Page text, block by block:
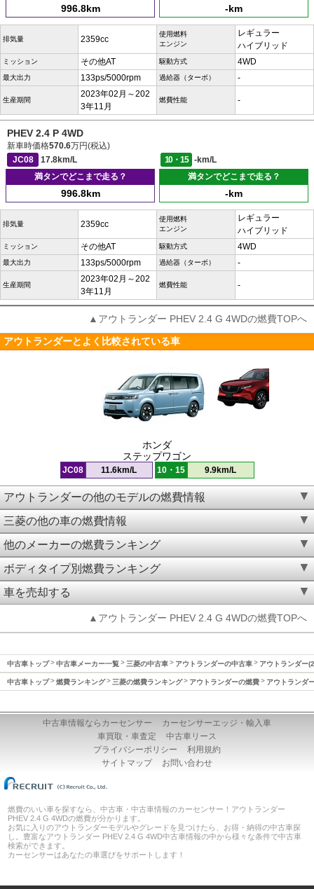
996.8km -km
排気量 2359cc
使用燃料
エンジン
レギュラー
ハイブリッド
ミッション その他AT 駆動方式 4WD
最大出力 133ps/5000rpm 過給器（ターボ） -
生産期間
2023年02月～202
3年11月
燃費性能 -
PHEV 2.4 P 4WD
新車時価格570.6万円(税込)
JC08
17.8km/L 10・15
-km/L
満タンでどこまで走る？
996.8km
満タンでどこまで走る？
-km
排気量 2359cc
使用燃料
エンジン
レギュラー
ハイブリッド
ミッション その他AT 駆動方式 4WD
最大出力 133ps/5000rpm 過給器（ターボ） -
生産期間
2023年02月～202
3年11月
燃費性能 -
▲アウトランダー PHEV 2.4 G 4WDの燃費TOPへ
アウトランダーとよく比較されている車
ホンダ
ステップワゴン
JC08 11.6km/L 10・15 9.9km/L
アウトランダーの他のモデルの燃費情報
三菱の他の車の燃費情報
他のメーカーの燃費ランキング
ボディタイプ別燃費ランキング
車を売却する
▲アウトランダー PHEV 2.4 G 4WDの燃費TOPへ
中古車トップ 中古車メーカー一覧 三菱の中古車 アウトランダーの中古車 アウトランダー
中古車トップ 燃費ランキング 三菱の燃費ランキング アウトランダーの燃費 アウトランダ
中古車情報ならカーセンサー
カーセンサーエッジ・輸入車
車買取・車査定
中古車リース
プライバシーポリシー
利用規約
サイトマップ
お問い合わせ
燃費のいい車を探すなら、中古車・中古車情報のカーセンサー！アウトランダー
PHEV 2.4 G 4WDの燃費が分かります。
お気に入りのアウトランダーモデルやグレードを見つけたら、お得・納得の中古車探
し。豊富なアウトランダー PHEV 2.4 G 4WD中古車情報の中から様々な条件で中古車
検索ができます。
カーセンサーはあなたの車選びをサポートします！